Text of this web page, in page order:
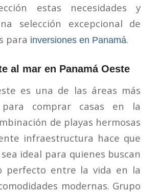
estas necesidades y
selección excepcional de
para inversiones en Panamá.
al mar en Panamá Oeste
es una de las áreas más
para comprar casas en la
de playas hermosas
infraestructura hace que
ideal para quienes buscan
perfecto entre la vida en la
modernas. Grupo